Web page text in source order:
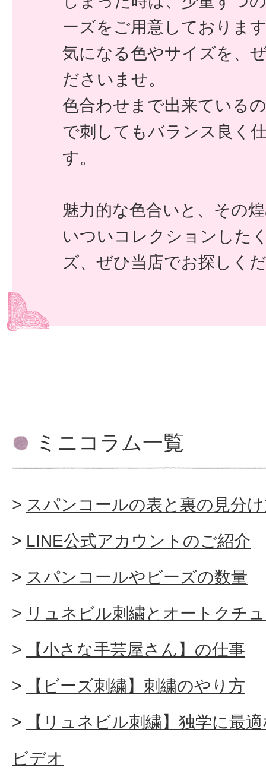
ーズをご用意しておりま
気になる色やサイズを、
ださいませ。
色合わせまで出来ている
で刺してもバランス良く
す。
魅力的な色合いと、その
いついコレクションした
ズ、ぜひ当店でお探しく
ミニコラム一覧
スパンコールの表と裏の見分
LINE公式アカウントのご紹介
スパンコールやビーズの数量
リュネビル刺繍とオートクチ
【小さな手芸屋さん】の仕事
【ビーズ刺繍】刺繍のやり方
【リュネビル刺繍】独学に最
ビデオ